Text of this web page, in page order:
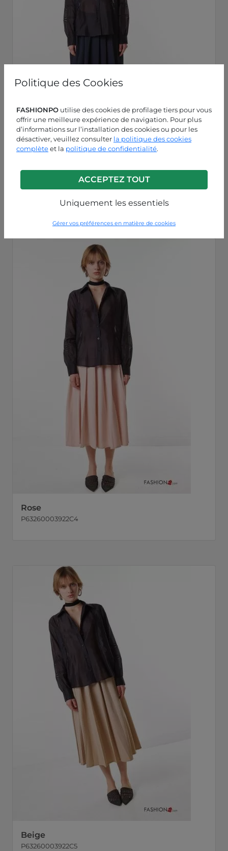
Politique des Cookies
FASHIONPO utilise des cookies de profilage tiers pour vous
offrir une meilleure expérience de navigation. Pour plus
d’informations sur l’installation des cookies ou pour les
désactiver, veuillez consulter la politique des cookies
complèteet la politique de confidentialité.
ACCEPTEZ TOUT
Uniquement les essentiels
Gérer vos préférences en matière de cookies
P63260003922C3
Rose
P63260003922C4
Beige
P63260003922C5